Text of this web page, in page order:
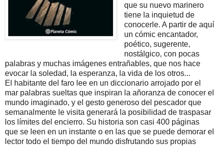
que su nuevo marinero
tiene la inquietud de
conocerle. A partir de aquí
un cómic encantador,
poético, sugerente,
nostálgico, con pocas
palabras y muchas imágenes entrañables, que nos hace
evocar la soledad, la esperanza, la vida de los otros...
El habitante del faro lee en un diccionario arrojado por el
mar palabras sueltas que inspiran la añoranza de conocer el
mundo imaginado, y el gesto generoso del pescador que
semanalmente le visita generará la posibilidad de traspasar
los límites del encierro. Su historia son casi 400 páginas
que se leen en un instante o en las que se puede demorar el
lector todo el tiempo del mundo disfrutando sus propias